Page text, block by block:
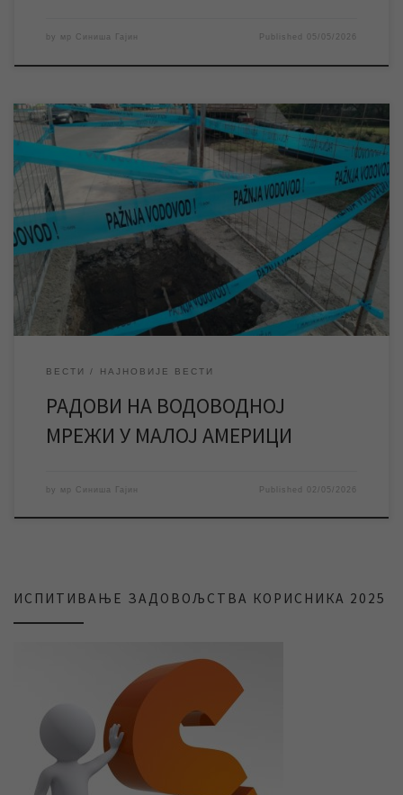
by мр Синиша Гајин Published 05/05/2026
ЈКП „Водовод и канализација“ Зрењанин изводи неопходне
радове на водоводној мрежи у Малој Америци, због чега је
део овог градског насеља тренутно без воде. ЈКП „Водовод и
канализација“ Зрењанин изводи неопходне радове на
водоводној мрежи у Малој Америци. Због потребе извођења
радова дошло је до прекида водоснабдевања у делу овог […]
ВЕСТИ НАЈНОВИЈЕ ВЕСТИ
РАДОВИ НА ВОДОВОДНОЈ
МРЕЖИ У МАЛОЈ АМЕРИЦИ
by мр Синиша Гајин Published 02/05/2026
ИСПИТИВАЊЕ ЗАДОВОЉСТВА КОРИСНИКА 2025